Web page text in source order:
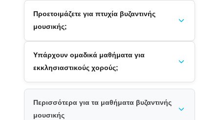
Προετοιμάζετε για πτυχία βυζαντινής
μουσικής;
Υπάρχουν ομαδικά μαθήματα για
εκκλησιαστικούς χορούς;
Περισσότερα για τα μαθήματα βυζαντινής
μουσικής